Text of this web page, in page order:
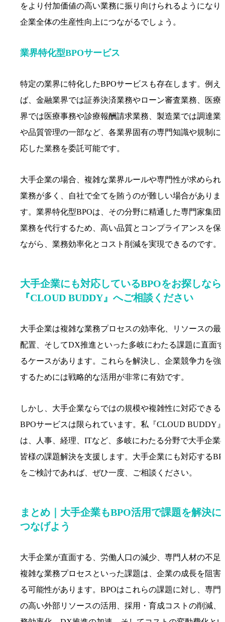
をより付加価値の高い業務に振り向けられるようになり
企業全体の生産性向上につながるでしょう。
業界特化型BPOサービス
特定の業界に特化したBPOサービスも存在します。例え
ば、金融業界では証券決済業務やローン審査業務、医療
界では医療事務や診療報酬請求業務、製造業では調達業
や品質管理の一部など、各業界固有の専門知識や規制に
応した業務を委託可能です。
大手企業の場合、複雑な業界ルールや専門性が求められ
業務が多く、自社で全てを賄うのが難しい場合がありま
す。業界特化型BPOは、その分野に精通した専門家集団
業務を代行するため、高い品質とコンプライアンスを保
ながら、業務効率化とコスト削減を実現できるのです。
大手企業にも対応しているBPOをお探しなら
『CLOUD BUDDY』へご相談ください
大手企業は複雑な業務プロセスの効率化、リソースの最
配置、そしてDX推進といった多岐にわたる課題に直面す
るケースがあります。これらを解決し、企業競争力を強
するためには戦略的な活用が非常に有効です。
しかし、大手企業ならではの規模や複雑性に対応できる
BPOサービスは限られています。私『CLOUD BUDDY』
は、人事、経理、ITなど、多岐にわたる分野で大手企業
皆様の課題解決を支援します。大手企業にも対応する
をご検討であれば、ぜひ一度、ご相談ください。
まとめ｜大手企業もBPO活用で課題を解決に
つなげよう
大手企業が直面する、労働人口の減少、専門人材の不足
複雑な業務プロセスといった課題は、企業の成長を阻害
る可能性があります。BPOはこれらの課題に対し、専門
の高い外部リソースの活用、採用・育成コストの削減、